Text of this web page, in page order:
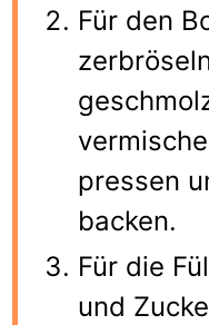
Für den
pressen
backen.
Für die
und